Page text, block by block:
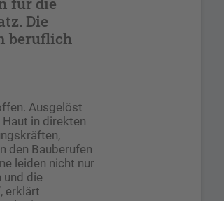
Die
beruflich
Ausgelöst
in direkten
den Bauberufen
leiden nicht nur
und die
erklärt